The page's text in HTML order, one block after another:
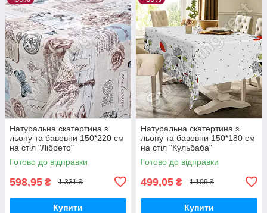
Натуральна скатертина з
льону та бавовни 150*220 см
на стіл "Лібрето"
Готово до відправки
598,95 ₴ 1 331 ₴
Купити
Натуральна скатертина з
льону та бавовни 150*180 см
на стіл "Кульбаба"
Готово до відправки
499,05 ₴ 1 109 ₴
Купити